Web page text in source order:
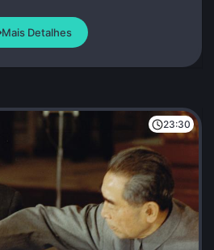
Mais Detalhes
23:30